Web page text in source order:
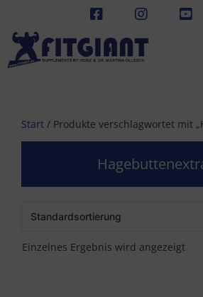
springen
Start / Produkte verschlagwortet mit
Einzelnes Ergebnis wird angezeigt